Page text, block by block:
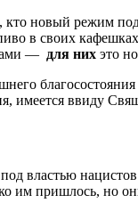
кто новый режим
в своих
— для них это
имеется ввиду
властью
им пришлось, но